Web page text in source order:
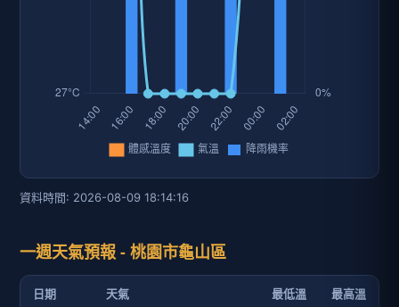
資料時間: 2026-08-09 18:14:16
一週天氣預報 - 桃園市龜山區
日期 天氣 最低溫 最高溫